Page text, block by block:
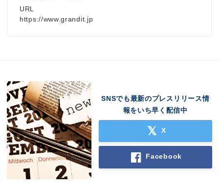
URL
https://www.grandit.jp
SNSでも最新のプレスリリース情
報をいち早く配信中
X
Facebook
Japanese